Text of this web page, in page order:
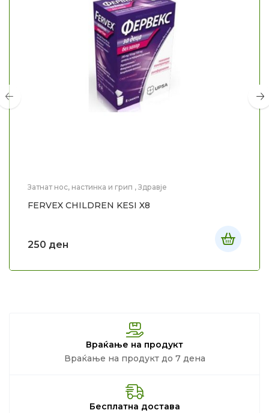
Затнат нос, настинка и грип , Здравје
FERVEX CHILDREN KESI X8
250 ден
Враќање на продукт
Враќање на продукт до 7 дена
Бесплатна достава